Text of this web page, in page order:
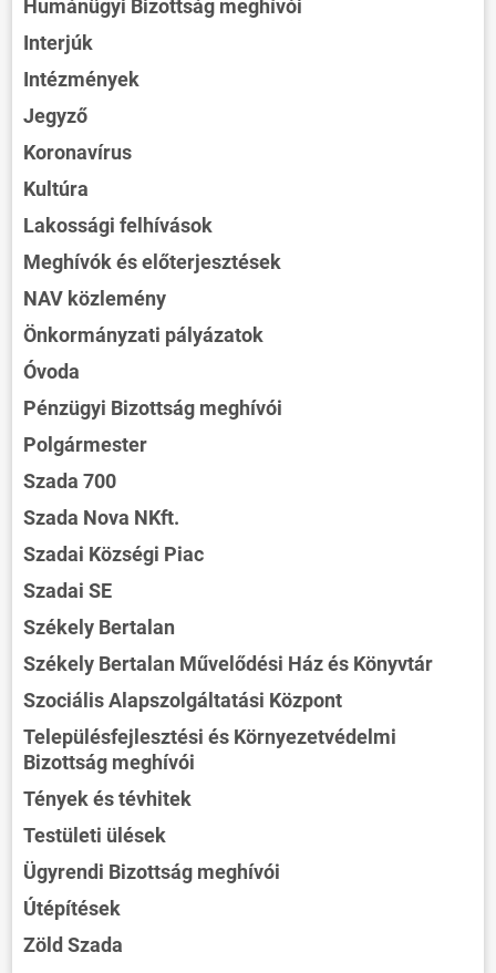
Humánügyi Bizottság meghívói
Interjúk
Intézmények
Jegyző
Koronavírus
Kultúra
Lakossági felhívások
Meghívók és előterjesztések
NAV közlemény
Önkormányzati pályázatok
Óvoda
Pénzügyi Bizottság meghívói
Polgármester
Szada 700
Szada Nova NKft.
Szadai Községi Piac
Szadai SE
Székely Bertalan
Székely Bertalan Művelődési Ház és Könyvtár
Szociális Alapszolgáltatási Központ
Településfejlesztési és Környezetvédelmi
Bizottság meghívói
Tények és tévhitek
Testületi ülések
Ügyrendi Bizottság meghívói
Útépítések
Zöld Szada